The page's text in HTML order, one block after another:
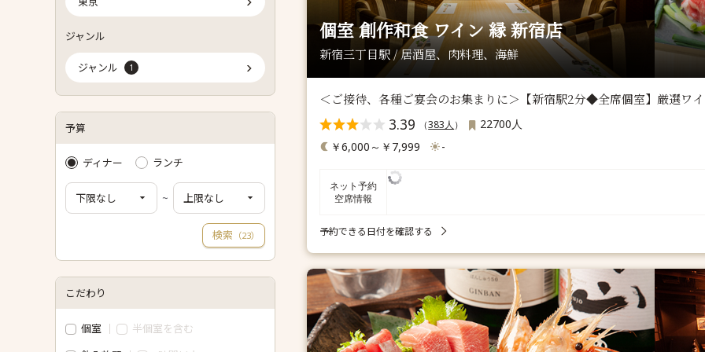
ジャンル
ジャンル 1
予算
ディナー ランチ
~
検索 （23）
こだわり
個室
半個室を含む
個室 創作和食 ワイン 縁 新宿店
新宿三丁目駅 / 居酒屋、肉料理、海鮮
＜ご接待、各種ご宴会のお集まりに＞【新宿駅2分◆全席個室】厳選ワ
3.39 （383人 ）
22700人
￥6,000～￥7,999
-
ネット予約
空席情報
予約できる日付を確認する